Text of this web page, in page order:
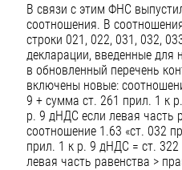
В связи с этим ФНС
соотношения. В
строки 021, 022, 031, 032,
декларации, введенные для
в обновленный перечень
включены новые:
9 + сумма ст. 261 прил. 1 к
р. 9 дНДС если левая часть
соотношение 1.63 «ст. 032
прил. 1 к р. 9 дНДС = ст.
левая часть равенства >